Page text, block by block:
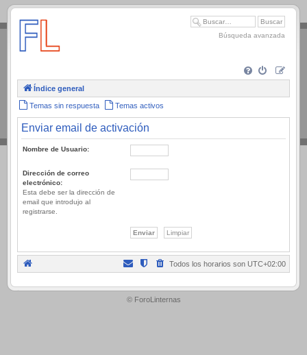
.
Búsqueda avanzada
Índice general
Temas sin respuesta Temas activos
Enviar email de activación
Nombre de Usuario:
Dirección de correo
electrónico:
Esta debe ser la dirección de
email que introdujo al
registrarse.
Todos los horarios son UTC+02:00
.
© ForoLinternas